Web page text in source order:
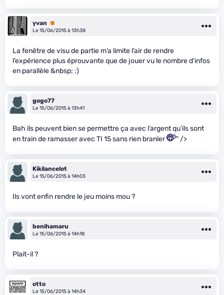
yvan
Premium
Le 15/06/2015 à 13h38
La fenêtre de visu de partie m’a limite l’air de rendre
l’expérience plus éprouvante que de jouer vu le nombre d’infos
en parallèle &nbsp; :)
gogo77
Le 15/06/2015 à 13h41
Bah ils peuvent bien se permettre ça avec l’argent qu’ils sont
en train de ramasser avec TI 15 sans rien branler
" />
Kikilancelot
Le 15/06/2015 à 14h03
Ils vont enfin rendre le jeu moins mou ?
benihamaru
Le 15/06/2015 à 14h18
Plait-il ?
otto
Le 15/06/2015 à 14h34